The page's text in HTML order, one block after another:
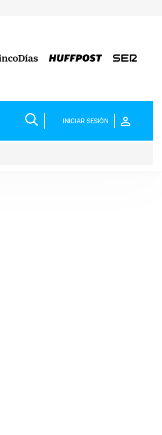
INICIAR SESIÓN